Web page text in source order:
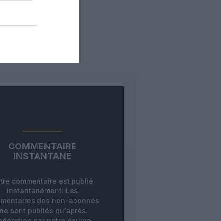
COMMENTAIRE
INSTANTANÉ
commentaire est publié
instantanément. Les
des non-abonnés
ne sont publiés qu'après